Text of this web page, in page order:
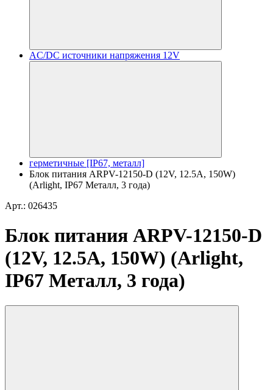
AC/DC источники напряжения 12V
герметичные [IP67, металл]
Блок питания ARPV-12150-D (12V, 12.5A, 150W)
(Arlight, IP67 Металл, 3 года)
Арт.: 026435
Блок питания ARPV-12150-D
(12V, 12.5A, 150W) (Arlight,
IP67 Металл, 3 года)